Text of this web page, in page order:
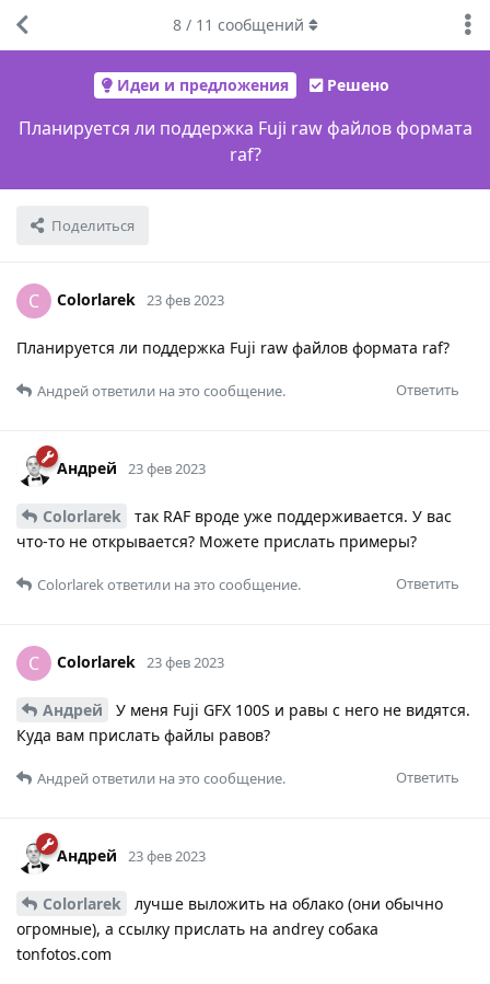
Идеи и предложения Решено
Планируется ли поддержка Fuji raw файлов формата
raf?
Поделиться
8/ 11 сообщений
C Colorlarek 23 фев 2023
Планируется ли поддержка Fuji raw файлов формата raf?
Ответить
Андрейответили на это сообщение.
Андрей 23 фев 2023
Colorlarek
так RAF вроде уже поддерживается. У вас
что-то не открывается? Можете прислать примеры?
Ответить
Colorlarekответили на это сообщение.
C Colorlarek 23 фев 2023
Андрей
У меня Fuji GFX 100S и равы с него не видятся.
Куда вам прислать файлы равов?
Ответить
Андрейответили на это сообщение.
Андрей 23 фев 2023
Colorlarek
лучше выложить на облако (они обычно
огромные), а ссылку прислать на andrey собака
tonfotos.com